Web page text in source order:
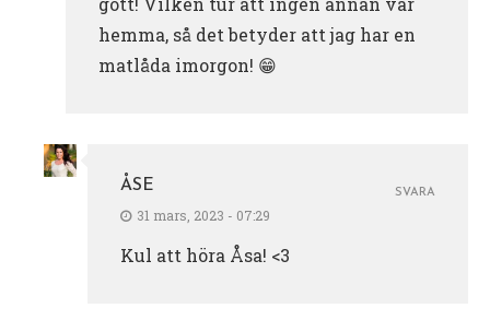
hemma, så det betyder att jag har en
matlåda imorgon! 😁
ÅSE
31 mars, 2023 - 07:29
Kul att höra Åsa! <3
SVARA